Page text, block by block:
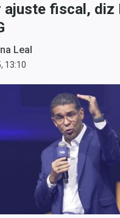
Imobiliários
ajuste fiscal, diz
Leal
13:10